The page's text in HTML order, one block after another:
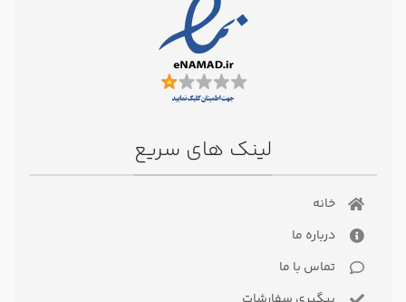
لینک های سریع
خانه
درباره ما
تماس با ما